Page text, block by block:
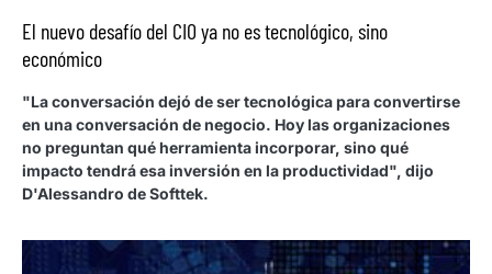
El nuevo desafío del CIO ya no es tecnológico, sino
económico
"La conversación dejó de ser tecnológica para convertirse
en una conversación de negocio. Hoy las organizaciones
no preguntan qué herramienta incorporar, sino qué
impacto tendrá esa inversión en la productividad", dijo
D'Alessandro de Softtek.